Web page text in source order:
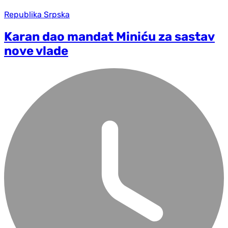
Republika Srpska
Karan dao mandat Miniću za sastav
nove vlade